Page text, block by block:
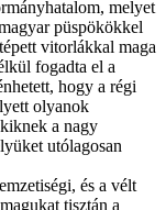
melyet
püspökökkel
vitorlákkal maga
fogadta el a
hogy a régi
olyanok
a nagy
utólagosan
és a vélt
tisztán a